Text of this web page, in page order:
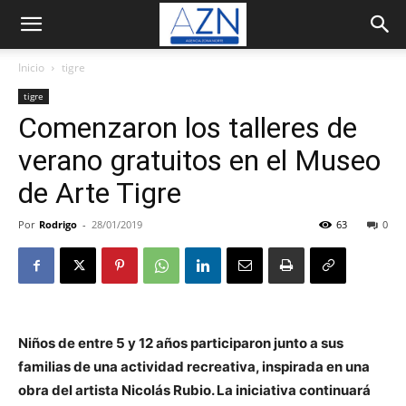
Inicio tigre
tigre
Comenzaron los talleres de
verano gratuitos en el Museo
de Arte Tigre
Por Rodrigo - 28/01/2019 0
63
Niños de entre 5 y 12 años participaron junto a sus
familias de una actividad recreativa, inspirada en una
obra del artista Nicolás Rubio. La iniciativa continuará